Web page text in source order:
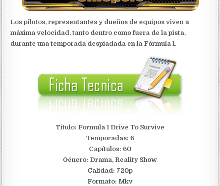
Los pilotos, representantes y dueños de equipos viven a
máxima velocidad, tanto dentro como fuera de la pista,
durante una temporada despiadada en la Fórmula 1.
Titulo: Formula 1 Drive To Survive
Temporadas: 6
Capítulos: 60
Género: Drama, Reality Show
Calidad: 720p
Formato: Mkv